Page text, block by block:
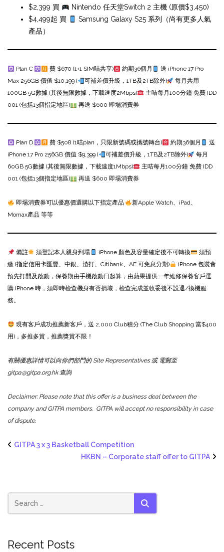
$2,399 買
Nintendo 任天堂Switch 2 主機 (原價$3,450)
$4,499起 買
Samsung Galaxy S25 系列
（尚有更多人氣
產品）
Plan C 費 $670 (1+1 SIM咭共享) 約期36個月
送 iPhone 17 Pro
Max 256GB 價值 $10,199 (
可補差價升級，1TB及2TB除外)
每月共用
100GB 5G數據 (其後無限數據，下載速度2Mbps)
主咭每月100分鐘 免費 IDD
001 (包括13個指定地區)
再送 $600 即場消費券
Plan D 費 $508 (1咭plan，只限新號碼或攜號轉台) 約期36個月
送
iPhone 17 Pro 256GB 價值 $9,399 (
可補差價升級，1TB及2TB除外)
每月
60GB 5G數據 (其後無限數據，下載速度1Mbps)
主咭每月100分鐘 免費 IDD
001 (包括13個指定地區)
再送 $600 即場消費券
即場消費券可以優惠價選購以下指定產品
新Apple Watch、iPad、
Momax產品 等等
備註 須登記本人親身到場 iPhone 顏色及容量確定後不可轉換
須預
繳 (指定信用卡匯豐、中銀、渣打、Citibank、AE 可免息分期)
iPhone 包裝會
預先打開及啟動，保養期由手機啟動日起算，由蘋果提供一年維修保養客戶選
購 iPhone 時，須即時檢查機身有否損壞，檢查完成並收妥後不設退/換機服
務。
現有客戶成功推薦新客戶，送 2,000 Club積分 (The Club Shopping 當$400
用)，多推多賞，推薦獎賞不限！
有關優惠詳情可以向你們部門的 Site Representatives 或 電郵至
gitpa@gitpa.org.hk 查詢
Declaimer: Please note that this offer is a business deal between the
company and GITPA members. GITPA will accept no responsibility in case
of dispute.
GITPA 3 x 3 Basketball Competition
HKBN – Corporate staff offer to GITPA
SEARCH
Recent Posts